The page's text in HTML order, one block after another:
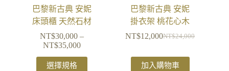
巴黎新古典 安妮
床頭櫃 天然石材
NT$30,000 –
NT$35,000
選擇規格
巴黎新古典 安妮
掛衣架 桃花心木
NT$24,000
NT$12,000
加入購物車